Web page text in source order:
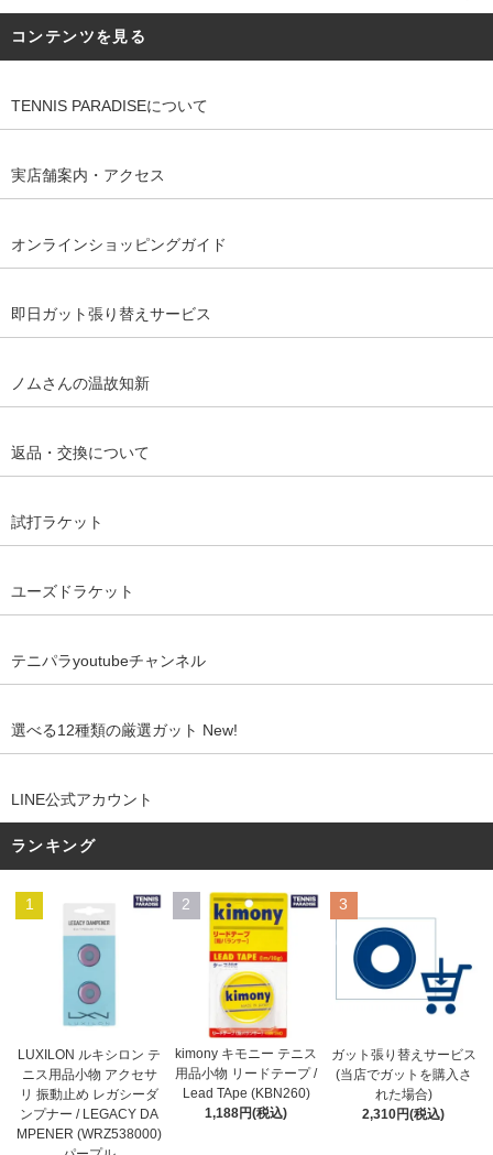
コンテンツを見る
TENNIS PARADISEについて
実店舗案内・アクセス
オンラインショッピングガイド
即日ガット張り替えサービス
ノムさんの温故知新
返品・交換について
試打ラケット
ユーズドラケット
テニパラyoutubeチャンネル
選べる12種類の厳選ガット New!
LINE公式アカウント
ランキング
1
LUXILON ルキシロン テ
ニス用品小物 アクセサ
リ 振動止め レガシーダ
ンプナー / LEGACY DA
MPENER (WRZ538000)
2
kimony キモニー テニス
用品小物 リードテープ /
Lead TApe (KBN260)
1,188円(税込)
3
ガット張り替えサービス
(当店でガットを購入さ
れた場合)
2,310円(税込)